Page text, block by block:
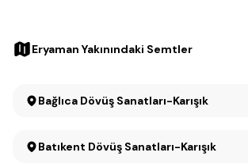
Eryaman Yakınındaki Semtler
Bağlıca Dövüş Sanatları-Karışık
Batıkent Dövüş Sanatları-Karışık